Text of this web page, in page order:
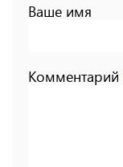
Ваше имя
Комментарий